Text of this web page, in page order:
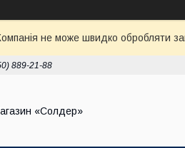
не може швидко обробляти
889-21-88
«Солдер»